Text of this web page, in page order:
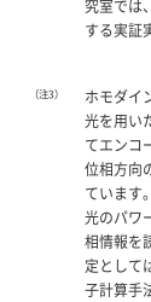
究室では
する実証
（注3）
ホモダイ
光を用い
てエンコ
位相方向
ています
光のパワ
相情報を
定として
子計算手